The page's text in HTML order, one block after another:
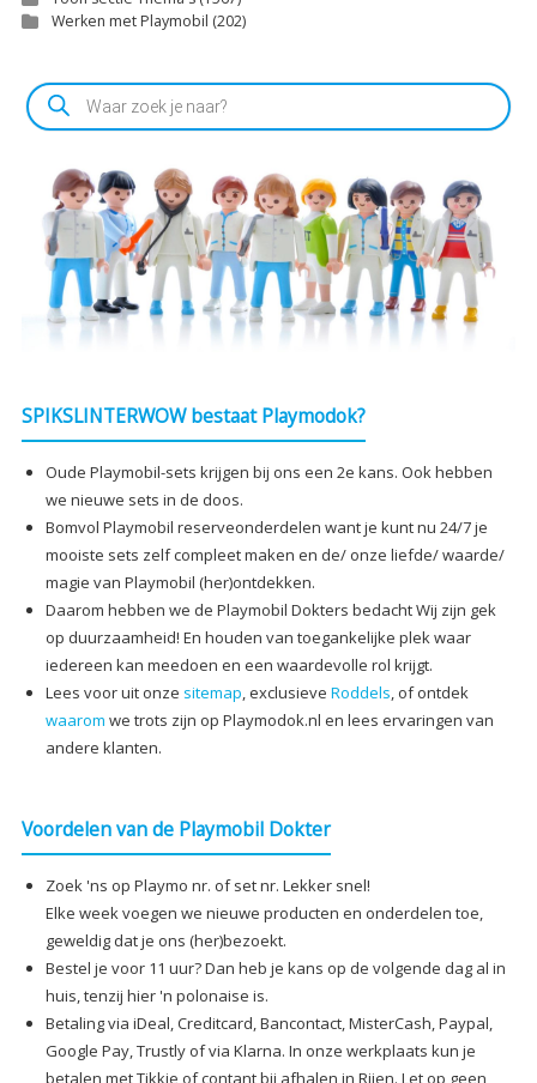
Werken met Playmobil (202)
Producten
zoeken
SPIKSLINTERWOW bestaat Playmodok?
Oude Playmobil-sets krijgen bij ons een 2e kans. Ook hebben
we nieuwe sets in de doos.
Bomvol Playmobil reserveonderdelen want je kunt nu 24/7 je
mooiste sets zelf compleet maken en de/ onze liefde/ waarde/
magie van Playmobil (her)ontdekken.
Daarom hebben we de Playmobil Dokters bedacht Wij zijn gek
op duurzaamheid! En houden van toegankelijke plek waar
iedereen kan meedoen en een waardevolle rol krijgt.
Lees voor uit onze sitemap, exclusieve Roddels, of ontdek
waarom we trots zijn op Playmodok.nl en lees ervaringen van
andere klanten.
Voordelen van de Playmobil Dokter
Zoek 'ns op Playmo nr. of set nr. Lekker snel!
Elke week voegen we nieuwe producten en onderdelen toe,
geweldig dat je ons (her)bezoekt.
Bestel je voor 11 uur? Dan heb je kans op de volgende dag al in
huis, tenzij hier 'n polonaise is.
Betaling via iDeal, Creditcard, Bancontact, MisterCash, Paypal,
Google Pay, Trustly of via Klarna. In onze werkplaats kun je
betalen met Tikkie of contant bij afhalen in Rijen. Let op geen